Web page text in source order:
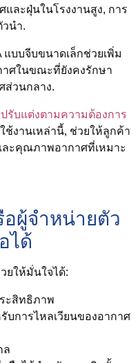
และฝุ่นในโรงงานสูง, การ
นำ.
แบบจีบขนาดเล็กช่วยเพิ่ม
าศในขณะที่ยังคงรักษา
ส่วนกลาง.
รับแต่งตามความต้องการ
ช้งานเหล่านี้, ช่วยให้ลูกค้า
ะคุณภาพอากาศที่เหมาะ
อผู้จำหน่ายตัว
ได้
ยให้มั่นใจได้:
ะสิทธิภาพ
การไหลเวียนของอากาศ
ล